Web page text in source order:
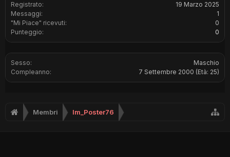
Registrato:
19 Marzo 2025
Messaggi:
1
"Mi Piace" ricevuti:
0
Punteggio:
0
Sesso:
Maschio
Compleanno:
7 Settembre 2000 (Età: 25)
Membri Im_Poster76